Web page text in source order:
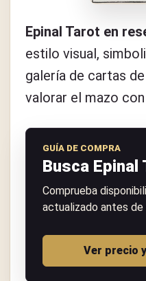
Epinal Tarot en
estilo visual,
galería de cartas
valorar el mazo
GUÍA DE COMPRA
Busca Epinal
Comprueba
actualizado antes de
Ver precio